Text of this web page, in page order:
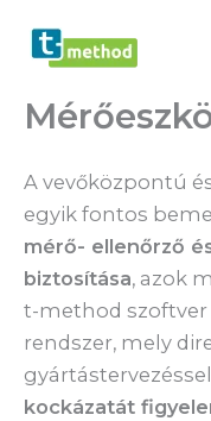
A vevőközpontú
egyik fontos
mérő- ellenőrző
biztosítása, azok
t-method szoftver
rendszer, mely
kockázatát